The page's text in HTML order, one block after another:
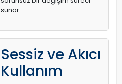
sunar.
Sessiz ve Akıcı
Kullanım